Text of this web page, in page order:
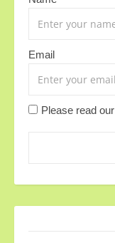
Email
Please read our